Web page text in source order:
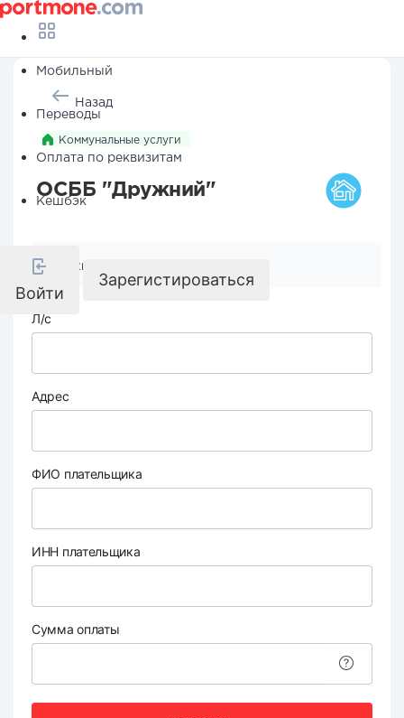
Мобильный
Переводы
Оплата по реквизитам
Кешбэк
Войти
Зарегистироваться
Назад
Коммунальные услуги
ОСББ "Дружний"
Реквизиты компании
Л/с
Адрес
ФИО плательщика
ИНН плательщика
Сумма оплаты